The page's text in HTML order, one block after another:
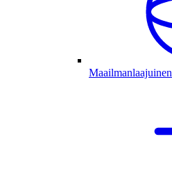
Maailmanlaajuinen